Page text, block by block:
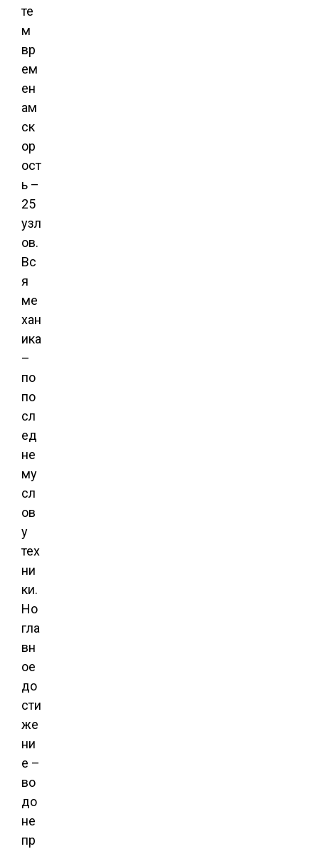
те
м
вр
ем
ен
ам
ск
ор
ост
ь –
25
узл
ов.
Вс
я
ме
хан
ика
–
по
по
сл
ед
не
му
сл
ов
у
тех
ни
ки.
Но
гла
вн
ое
до
сти
же
ни
е –
во
до
не
пр